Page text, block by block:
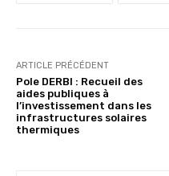
ARTICLE PRÉCÉDENT
Pole DERBI : Recueil des
aides publiques à
l’investissement dans les
infrastructures solaires
thermiques